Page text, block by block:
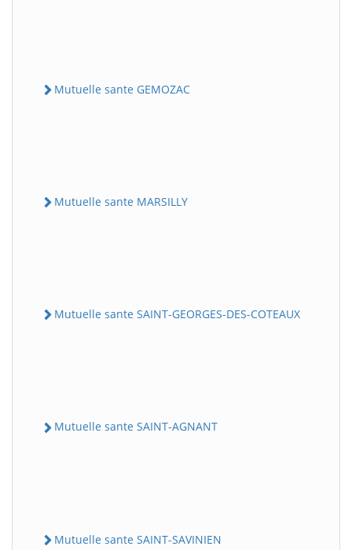
Mutuelle sante GEMOZAC
Mutuelle sante MARSILLY
Mutuelle sante SAINT-GEORGES-DES-COTEAUX
Mutuelle sante SAINT-AGNANT
Mutuelle sante SAINT-SAVINIEN